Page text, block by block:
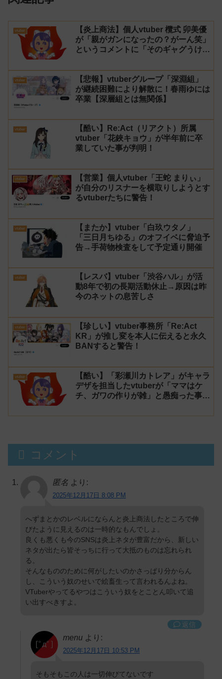
vtuber
【炎上商法】個人vtuber 欖式 卯美優
が「親がガンになったの？がーん笑」
というコメントに「そのギャグうけ
はオススメしないと投稿し叩かれる
vtuber
【悲報】vtuberグループ「深淵組」
が継続困難により解散に！春雨ゆには
卒業【深層組とは無関係】
vtuber
【酷い】Re:Act（リアクト）所属
vtuber「花鋏キョウ」が半年前に卒
業していた事が判明！
vtuber
【営業】個人vtuber「王蛇 まりぃ」
が自分のリスナーを横取りしようとす
るvtuberたちに警告！
vtuber
【またか】vtuber「白玖ウタノ」
「三日月ちゆる」のオフイベに脅迫予
告→手荷物検査をして予定通り開催
vtuber
【レスバ】vtuber「渋谷ハル」が活
動8年で初の長期活動休止→原因は昨
今のネットの息苦しさ
vtuber
【珍しい】vtuber事務所「Re:Act
KR」が推し変を本人に伝えると永久
BANすると警告！
vtuber
【酷い】「彩瀬川カトレア」がキャラ
デザを担当したvtuberが「ママはケ
チ、ガワの作りが雑」と愚痴った事が
コメント
匿名 より:
2025年12月17日 8:08 PM
へずまとかのレベルにならんと炎上商法したところで伸
びたように見えるのは一時的なもんでしょ。
良くも悪くも今のSNSは炎上ネタが豊富だから、新しい
ネタが出たら皆そっちに行って大抵のものは忘れられ
る。
そんなもののために何がしたいのかさっぱり分からん
し、こういう奴のせいで絵畜生って言われるんよね。
VTuberやってるやつはこういう奴をとことん叩いて追
い出すべきすよ。
返信
menu より:
2025年12月17日 10:53 PM
そもそもこの人は一切伸びてないです